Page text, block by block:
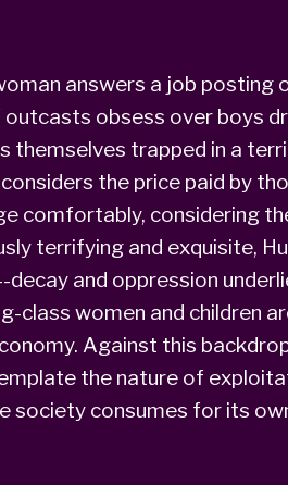
answers a job posting
obsess over boys
themselves trapped in a
the price paid by
comfortably, considering
terrifying and exquisite,
and oppression
class women and children
Against this
the nature of
society consumes for its